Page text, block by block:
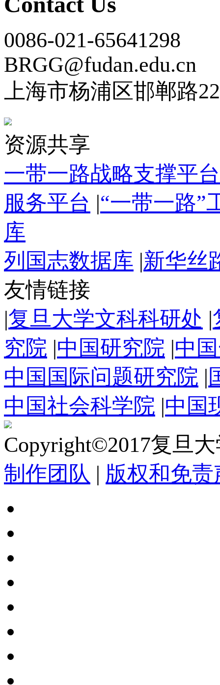
0086-021-65641298
BRGG@fudan.edu.cn
上海市杨浦区邯郸路
资源共享
一带一路战略支撑平台
服务平台 |“一带一路”
库
列国志数据库 |新华丝
友情链接
|复旦大学文科科研处 |
究院 |中国研究院 |中
中国国际问题研究院 |
中国社会科学院 |中国
Copyright©2017复旦
制作团队 | 版权和免责